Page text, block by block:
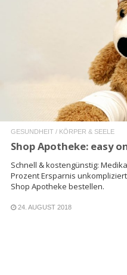
GESUNDHEIT / KÖRPER & SEELE
Shop Apotheke: easy
Schnell & kostengünstig:
Prozent Ersparnis
Shop Apotheke bestellen.
24. AUGUST 2018